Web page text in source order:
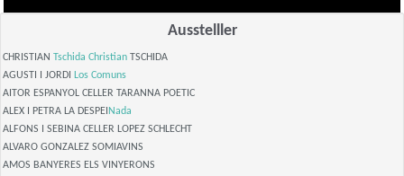
Ausstelller
CHRISTIAN Tschida Christian TSCHIDA
AGUSTI I JORDI
Los Comuns
AITOR ESPANYOL CELLER TARANNA POETIC
ALEX I PETRA LA DESPEI Nada
ALFONS I SEBINA CELLER LOPEZ SCHLECHT
ALVARO GONZALEZ SOMIAVINS
AMOS BANYERES ELS VINYERONS